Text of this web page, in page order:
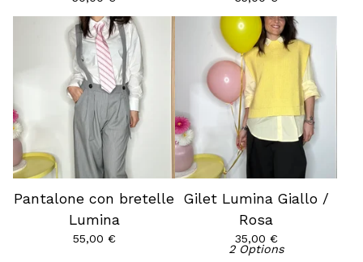
Pantalone con bretelle
Lumina
55,00 €
Gilet Lumina Giallo /
Rosa
35,00 €
2 Options